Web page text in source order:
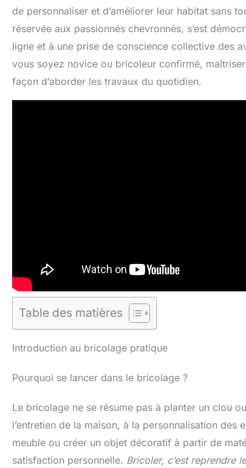
de personnaliser et d’améliorer leur habitat sans
réservée aux passionnés chevronnés, s’est
ligne et à une prise de conscience collective des
vous soyez novice ou bricoleur confirmé,
façon d’aborder les travaux du quotidien.
Table des matières
Introduction au bricolage pratique
Pourquoi se lancer dans le bricolage ?
Le bricolage ne se résume pas à planter un clou
l’entretien de la maison, à la personnalisation
meuble ou créer un objet décoratif à partir de
satisfaction personnelle. Bricoler, c’est reprendre